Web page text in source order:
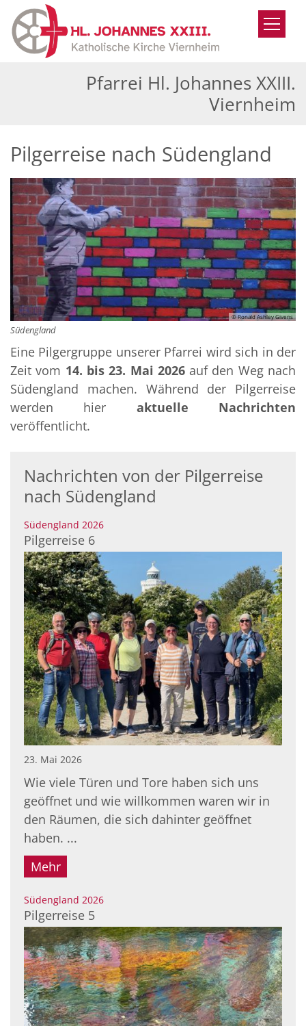
Zum Inhalt springen
Pfarrei Hl. Johannes XXIII.
Viernheim
Pilgerreise nach Südengland
© Ronald Ashley Givens
Südengland
Eine Pilgergruppe unserer Pfarrei wird sich in der
Zeit vom 14. bis 23. Mai 2026auf den Weg nach
Südengland machen. Während der Pilgerreise
werden hier aktuelle Nachrichten
veröffentlicht.
Nachrichten von der Pilgerreise
nach Südengland
Südengland 2026:
Pilgerreise 6
23. Mai 2026
Wie viele Türen und Tore haben sich uns
geöffnet und wie willkommen waren wir in
den Räumen, die sich dahinter geöffnet
haben. ...
Mehr
Südengland 2026:
Pilgerreise 5